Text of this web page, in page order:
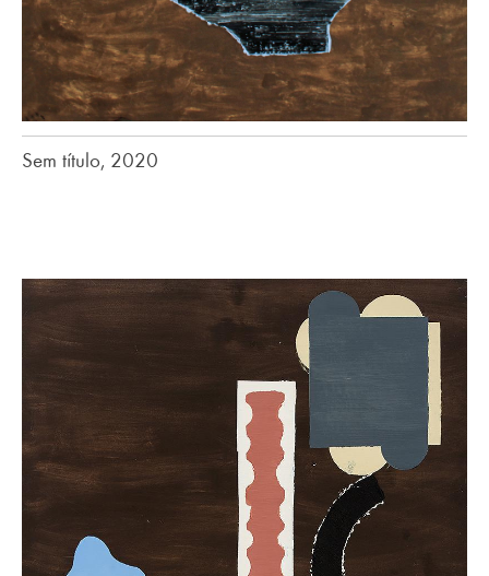
Sem título, 2020